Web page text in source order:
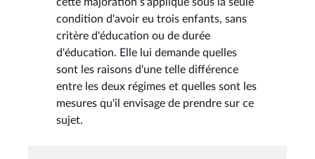
condition d'avoir eu trois enfants, sans
critère d'éducation ou de durée
d'éducation. Elle lui demande quelles
sont les raisons d'une telle différence
entre les deux régimes et quelles sont les
mesures qu'il envisage de prendre sur ce
sujet.